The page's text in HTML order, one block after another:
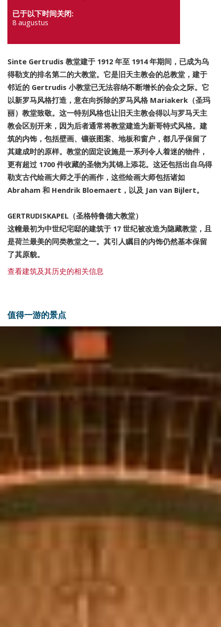
已于以下时间关闭:
8 augustus
Sinte Gertrudis 教堂建于 1912 年至 1914 年期间，已成为乌
得勒支的排名第二的大教堂。它是旧天主教会的总教堂，建于
邻近的 Gertrudis 小教堂已无法容纳不断增长的会众之际。它
以新罗马风格打造，意在向拆除的罗马风格 Mariakerk（圣玛
丽）教堂致敬。这一特别风格也让旧天主教会得以与罗马天主
教会区别开来，因为后者通常将教堂建造为新哥特式风格。建
筑的内饰，包括壁画、镶嵌图案、地板和窗户，都几乎保留了
其建成时的原样。教堂的固定设施是一系列令人着迷的物件，
更有超过 1700 件收藏的圣物为其锦上添花。这还包括出自乌得
勒支古代绘画大师之手的画作，这些绘画大师包括诸如
Abraham 和 Hendrik Bloemaert，以及 Jan van Bijlert。
GERTRUDISKAPEL（圣格特鲁德大教堂）
这幢最初为中世纪宅邸的建筑于 17 世纪被改造为隐藏教堂，且
是荷兰最美的同类教堂之一。其引人瞩目的内饰仍然基本保留
了其原貌。
查看建筑及其历史的相关信息
值得一游的景点